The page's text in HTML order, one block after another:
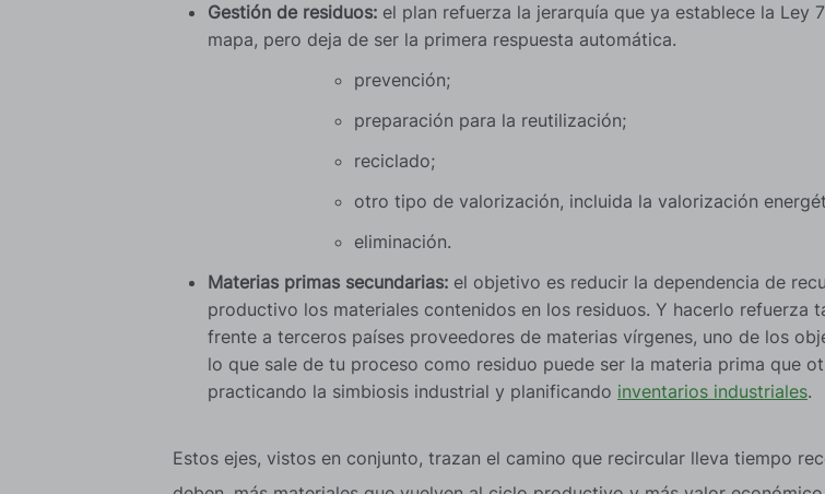
Gestión de residuos: el plan refuerza la jerarquía que ya establece la
mapa, pero deja de ser la primera respuesta automática.
prevención;
preparación para la reutilización;
reciclado;
otro tipo de valorización, incluida la valorización
eliminación.
Materias primas secundarias: el objetivo es reducir la dependencia de
productivo los materiales contenidos en los residuos. Y hacerlo refuerza
frente a terceros países proveedores de materias vírgenes, uno de los
lo que sale de tu proceso como residuo puede ser la materia prima que
practicando la simbiosis industrial y planificando inventarios industriales.
Estos ejes, vistos en conjunto, trazan el camino que recircular lleva tiempo